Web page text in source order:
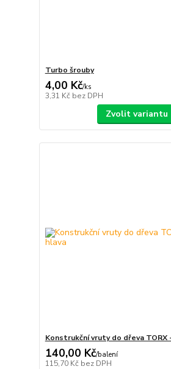
Turbo šrouby
4,00 Kč/ks
3,31 Kč bez DPH
Zvolit variantu
Konstrukční vruty do dřeva TORX
140,00 Kč/balení
115,70 Kč bez DPH